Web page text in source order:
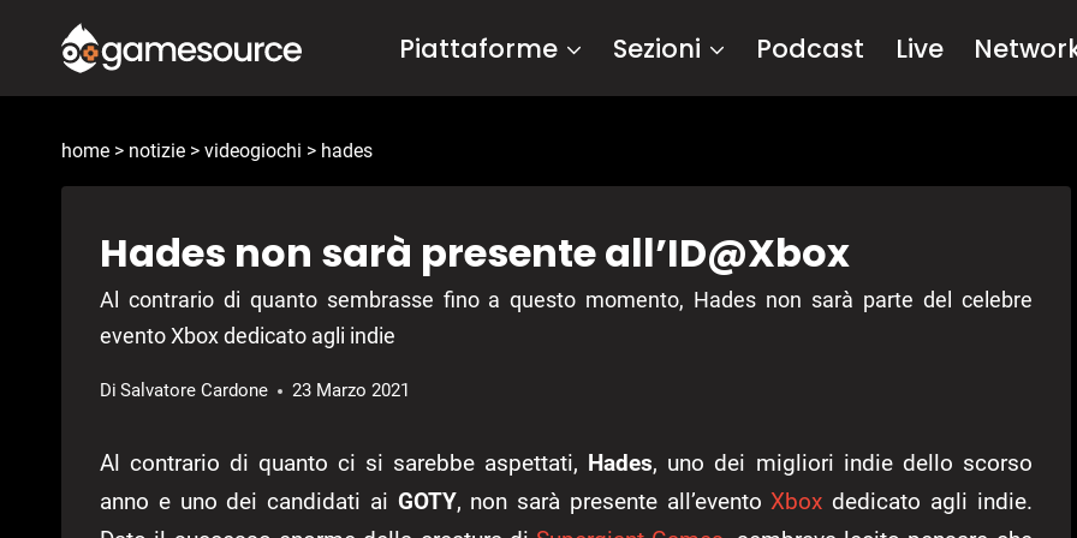
contenuto
Piattaforme Sezioni Podcast Live
home > notizie > videogiochi > hades
Hades non sarà presente all’ID@Xbox
Al contrario di quanto sembrasse fino a questo momento, Hades non sarà parte del celebre
evento Xbox dedicato agli indie
Di Salvatore Cardone 23 Marzo 2021
Al contrario di quanto ci si sarebbe aspettati, Hades, uno dei migliori indie dello scorso
anno e uno dei candidati ai GOTY, non sarà presente all’eventoXbox dedicato agli indie.